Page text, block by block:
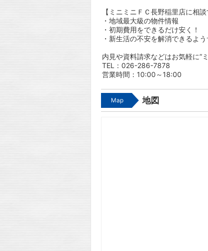
【ミニミニＦＣ長野稲里店に相談
・地域最大級の物件情報
・初期費用をできるだけ安く！
・新生活の不安を解消できるよ
内見や資料請求などはお気軽に”
TEL：026-286-7878
営業時間：10:00～18:00
Map 地図